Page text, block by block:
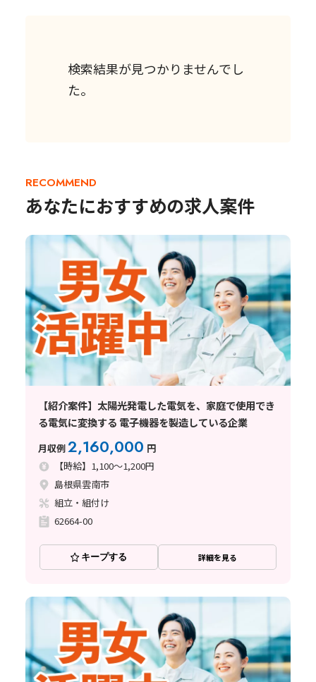
検索結果が見つかりませんでし
た。
RECOMMEND
あなたにおすすめの求人案件
【紹介案件】太陽光発電した電気を、家庭で使用でき
る電気に変換する 電子機器を製造している企業
月収例2,160,000 円
【時給】1,100～1,200円
島根県雲南市
組立・組付け
62664-00
キープする 詳細を見る